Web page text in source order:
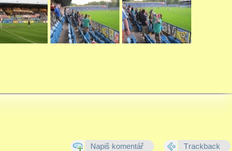
Napiš komentář Trackback